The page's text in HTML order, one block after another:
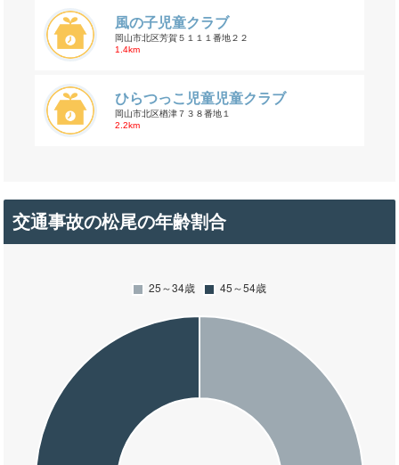
風の子児童クラブ
岡山市北区芳賀５１１１番地２２
1.4km
ひらつっこ児童児童クラブ
岡山市北区楢津７３８番地１
2.2km
交通事故の松尾の年齢割合